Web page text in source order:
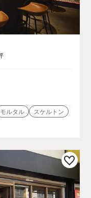
モルタル
スケルトン